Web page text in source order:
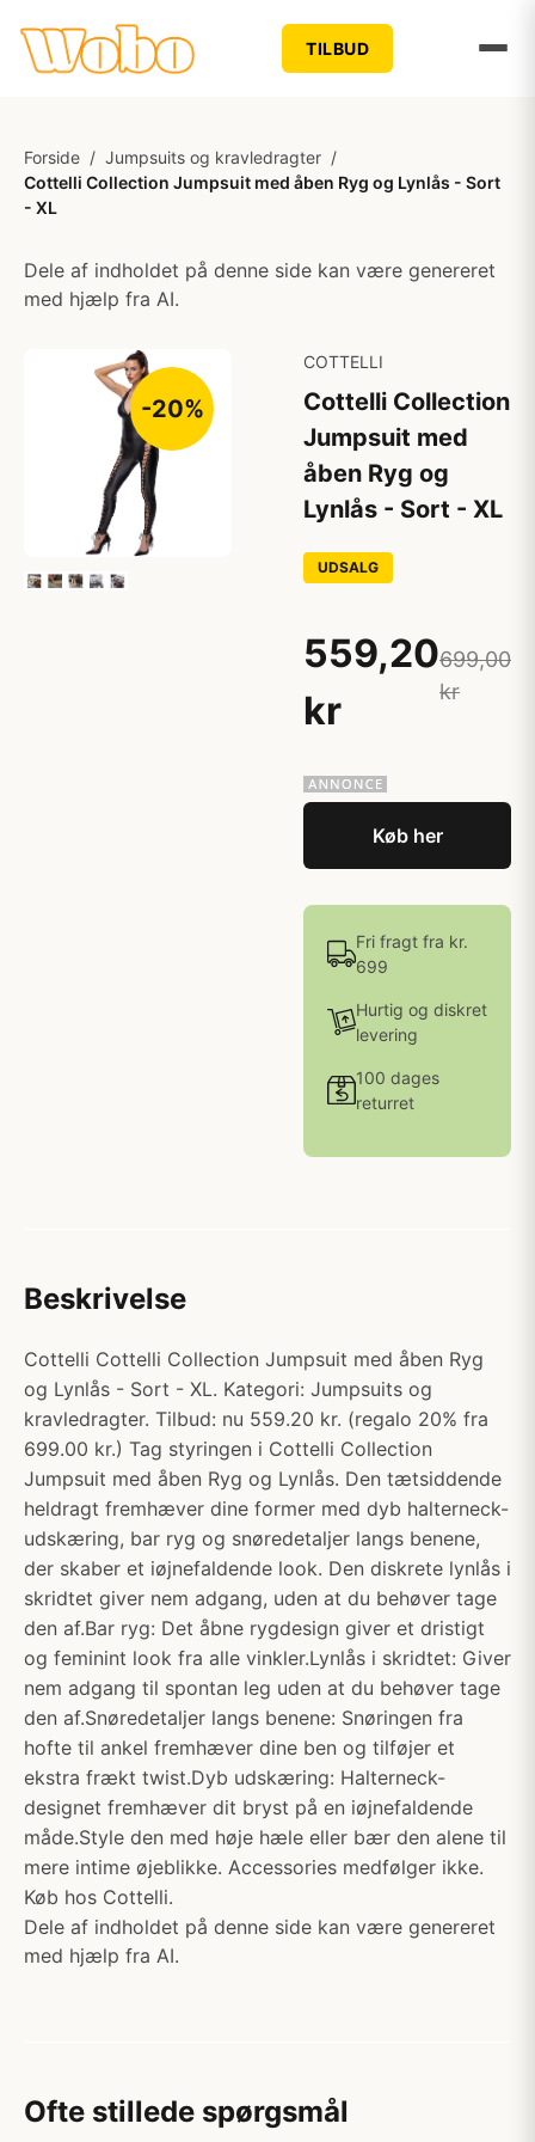
TILBUD
Forside / Jumpsuits og kravledragter /
Cottelli Collection Jumpsuit med åben Ryg og Lynlås - Sort
- XL
Dele af indholdet på denne side kan være genereret
med hjælp fra AI.
-20%
COTTELLI
Cottelli Collection
Jumpsuit med
åben Ryg og
Lynlås - Sort - XL
UDSALG
559,20
kr
699,00
kr
Køb her
Fri fragt fra kr.
699
Hurtig og diskret
levering
100 dages
returret
Beskrivelse
Cottelli Cottelli Collection Jumpsuit med åben Ryg
og Lynlås - Sort - XL. Kategori: Jumpsuits og
kravledragter. Tilbud: nu 559.20 kr. (regalo 20% fra
699.00 kr.) Tag styringen i Cottelli Collection
Jumpsuit med åben Ryg og Lynlås. Den tætsiddende
heldragt fremhæver dine former med dyb halterneck-
udskæring, bar ryg og snøredetaljer langs benene,
der skaber et iøjnefaldende look. Den diskrete lynlås i
skridtet giver nem adgang, uden at du behøver tage
den af.Bar ryg: Det åbne rygdesign giver et dristigt
og feminint look fra alle vinkler.Lynlås i skridtet: Giver
nem adgang til spontan leg uden at du behøver tage
den af.Snøredetaljer langs benene: Snøringen fra
hofte til ankel fremhæver dine ben og tilføjer et
ekstra frækt twist.Dyb udskæring: Halterneck-
designet fremhæver dit bryst på en iøjnefaldende
måde.Style den med høje hæle eller bær den alene til
mere intime øjeblikke. Accessories medfølger ikke.
Køb hos Cottelli.
Dele af indholdet på denne side kan være genereret
med hjælp fra AI.
Ofte stillede spørgsmål